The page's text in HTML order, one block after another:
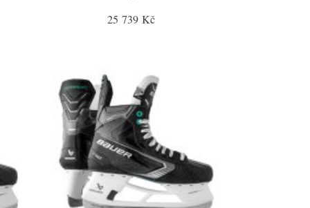
25 739 Kč